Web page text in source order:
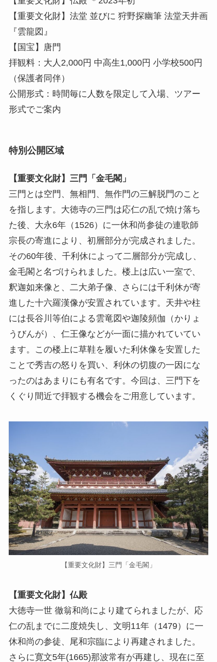
【重要文化財】法堂 並びに 狩野探幽筆 法堂天井画
『雲龍図』
【国宝】唐門
拝観料：大人2,000円 中高生1,000円 小学校500円
（保護者同伴）
公開形式：時間毎に人数を限定して入場、ツアー
形式でご案内
特別公開区域
【重要文化財】三門「金毛閣」
三門とは空門、無相門、無作門の三解脱門のこと
を指します。大徳寺の三門は応仁の乱で焼け落ち
た後、大永6年（1526）に一休和尚参徒の連歌師
宗長の寄進により、初層部分が完成されました。
その60年後、千利休によって二層部分が完成し、
金毛閣と名づけられました。楼上は広い一室で、
釈迦如来像と、二大弟子像、さらには千利休が寄
進した十六羅漢像が安置されています。天井や柱
には長谷川等伯による雲竜図や迦陵頻伽（かりょ
うびんが）、仁王像などが一面に描かれていてい
ます。この楼上に草鞋を履いた利休像を安置した
ことで秀吉の怒りを買い、利休の切腹の一因にな
ったのはあまりにも有名です。今回は、三門下を
くぐり間近で拝観する機会をご用意しています。
【重要文化財】三門「金毛閣」
【重要文化財】仏殿
大徳寺一世 徹翁和尚により建てられましたが、応
仁の乱までに二度焼失し、文明11年（1479）に一
休和尚の参徒、尾和宗臨により再建されました。
さらに寛文5年(1665)那波常有が再建し、現在に至